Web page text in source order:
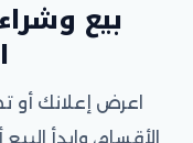
بيع
اعرض إعلانك أو
الأقسام، وابدأ